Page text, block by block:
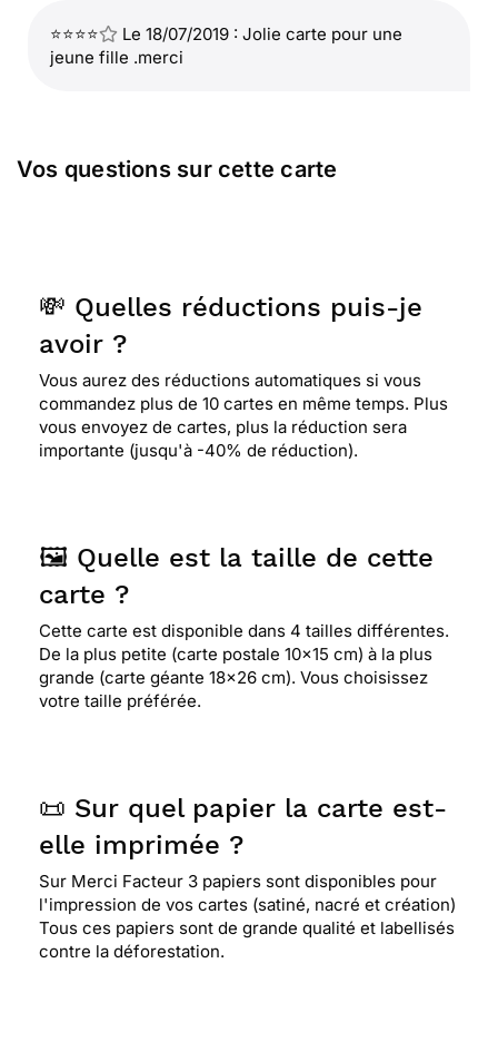
⭐⭐⭐⭐
Le 18/07/2019 : Jolie carte pour une
jeune fille .merci
Vos questions sur cette carte
💸 Quelles réductions puis-je
avoir ?
Vous aurez des réductions automatiques si vous
commandez plus de 10 cartes en même temps. Plus
vous envoyez de cartes, plus la réduction sera
importante (jusqu'à -40% de réduction).
🖼️ Quelle est la taille de cette
carte ?
Cette carte est disponible dans 4 tailles différentes.
De la plus petite (carte postale 10x15 cm) à la plus
grande (carte géante 18x26 cm). Vous choisissez
votre taille préférée.
📜 Sur quel papier la carte est-
elle imprimée ?
Sur Merci Facteur 3 papiers sont disponibles pour
l'impression de vos cartes (satiné, nacré et création)
Tous ces papiers sont de grande qualité et labellisés
contre la déforestation.